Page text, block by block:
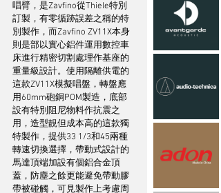
唱臂，是Zavfino從Thiele特別
訂製，有零循跡誤差之稱的特
別製作，而Zavfino ZV11X本身
則是部以實心鋁件運用數控車
床進行精密切割處理作基座的
重量級設計。使用隔離供電的
這款ZV11X模擬唱盤，轉盤應
用60mm砲銅POM製造，底部
設有特別阻尼物料作抗震之
用，造型靚但成本高的這款獨
特製作，提供33 1/3和45兩種
轉速切換選擇，帶動式設計的
馬達頂端加設有個鋁合金頂
蓋，防塵之餘更能避免帶動膠
帶被碰觸，可見製作上考慮周